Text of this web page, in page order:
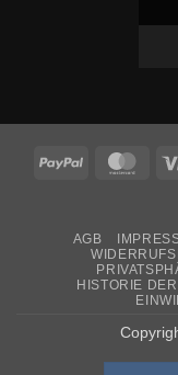
PayPal
AGB
HISTORIE